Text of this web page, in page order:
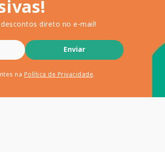
direto no e-mail!
Enviar
na Política de Privacidade.